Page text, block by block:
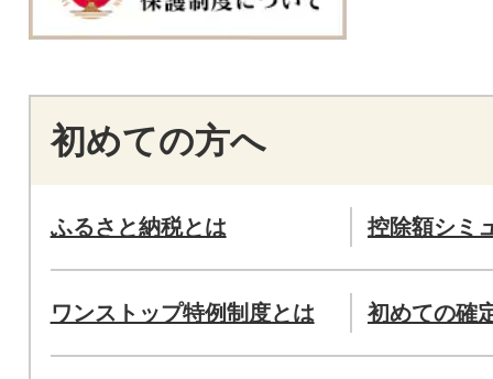
初めての方へ
ふるさと納税とは 控除額シミ
ワンストップ特例制度とは 初めての確